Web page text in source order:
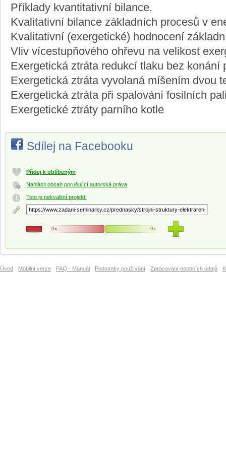
Příklady kvantitativní bilance.
Kvalitativní bilance základních procesů v
Kvalitativní (exergetické) hodnocení
Vliv vícestupňového ohřevu na velikost
Exergetická ztráta redukcí tlaku bez konání
Exergetická ztráta vyvolaná míšením dvou
Exergetická ztráta při spalování fosilních
Exergetické ztráty parního kotle
Sdílej na Facebooku
Přidej k oblíbeným
Nahlásit obsah porušující autorská práva
Toto je nekvalitní projekt!
0x 0x
Úvod Mobilní verze FAQ - Manuál Podmínky používání Zpracování osobních údajů